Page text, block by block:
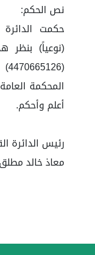
نص الحكم:
حكمت
(نوعياً) بنظر
المحكمة
أعلم وأحكم.
رئيس الدائرة
معاذ خالد